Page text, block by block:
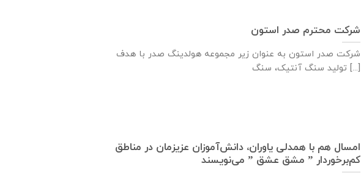
شرکت محترم صدر استون
شرکت صدر استون به عنوان زیر مجموعه هولدینگ صدر با هدف
تولید سنگ آنتیک، سنگ [...]
امسال هم با همدلی یاوران، دانش‌آموزان عزیزمان در مناطق
کم‌برخوردار ” مشق عشق ” می‌نویسند